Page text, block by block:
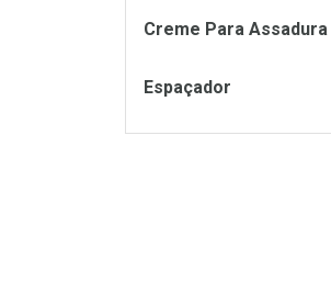
Creme Para Assadura
Espaçador